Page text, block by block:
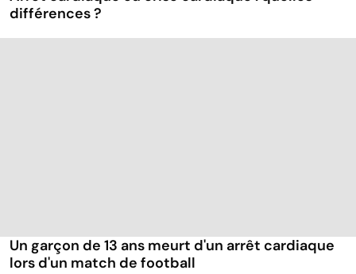
différences ?
Un garçon de 13 ans meurt d'un arrêt cardiaque
lors d'un match de football